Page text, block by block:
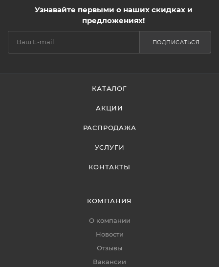
Узнавайте первыми о наших скидках и
предложениях!
ПОДПИСАТЬСЯ
КАТАЛОГ
АКЦИИ
РАСПРОДАЖА
УСЛУГИ
КОНТАКТЫ
КОМПАНИЯ
О компании
Новости
Отзывы
Вакансии